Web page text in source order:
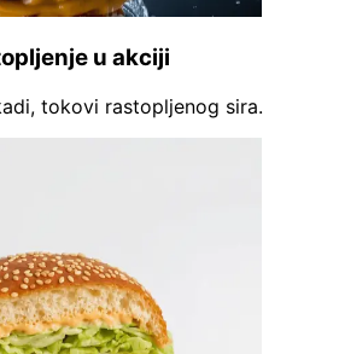
u akciji
tokovi rastopljenog sira.